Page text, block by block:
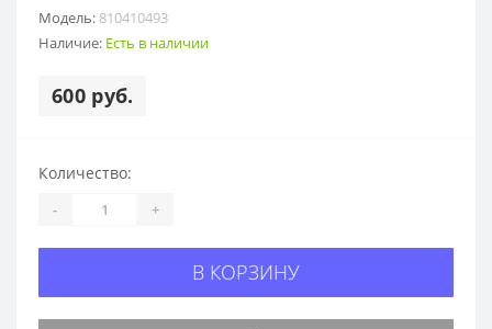
Модель: 810410493
Наличие: Есть в наличии
600 руб.
Количество:
- +
В КОРЗИНУ